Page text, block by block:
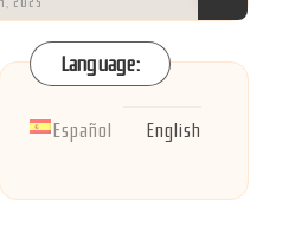
Language:
Español English